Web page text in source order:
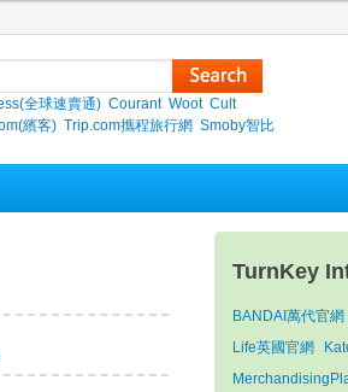
全球速賣通) Courant Woot Cult
繽客) Trip.com攜程旅行網 Smoby智比
TurnKey
BANDAI萬代官網
Life英國官網